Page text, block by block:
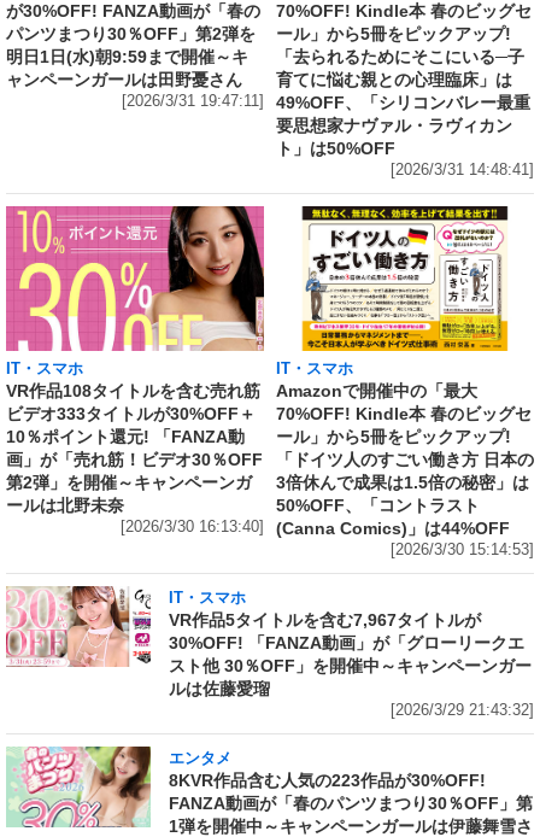
が30%OFF! FANZA動画が「春の
パンツまつり30％OFF」第2弾を
明日1日(水)朝9:59まで開催～キ
ャンペーンガールは田野憂さん
[2026/3/31 19:47:11]
70%OFF! Kindle本 春のビッグセ
ール」から5冊をピックアップ!
「去られるためにそこにいる─子
育てに悩む親との心理臨床」は
49%OFF、「シリコンバレー最重
要思想家ナヴァル・ラヴィカン
ト」は50%OFF
[2026/3/31 14:48:41]
IT・スマホ
VR作品108タイトルを含む売れ筋
ビデオ333タイトルが30%OFF＋
10％ポイント還元! 「FANZA動
画」が「売れ筋！ビデオ30％OFF
第2弾」を開催～キャンペーンガ
ールは北野未奈
[2026/3/30 16:13:40]
IT・スマホ
Amazonで開催中の「最大
70%OFF! Kindle本 春のビッグセ
ール」から5冊をピックアップ!
「ドイツ人のすごい働き方 日本の
3倍休んで成果は1.5倍の秘密」は
50%OFF、「コントラスト
(Canna Comics)」は44%OFF
[2026/3/30 15:14:53]
IT・スマホ
VR作品5タイトルを含む7,967タイトルが
30%OFF! 「FANZA動画」が「グローリークエ
スト他 30％OFF」を開催中～キャンペーンガー
ルは佐藤愛瑠
[2026/3/29 21:43:32]
エンタメ
8KVR作品含む人気の223作品が30%OFF!
FANZA動画が「春のパンツまつり30％OFF」第
1弾を開催中～キャンペーンガールは伊藤舞雪さ